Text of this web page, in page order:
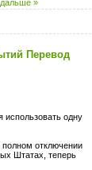
»
Перевод
использовать одну
отключении
Штатах, теперь